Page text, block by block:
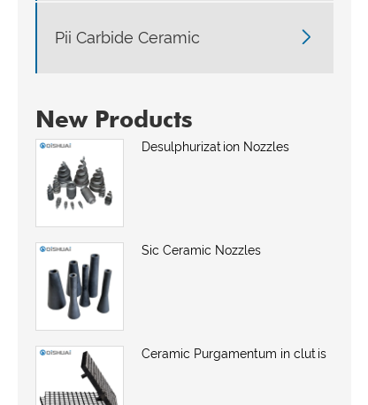
Pii Carbide Ceramic 
New Products
Desulphurization Nozzles
Sic Ceramic Nozzles
Ceramic Purgamentum in clutis